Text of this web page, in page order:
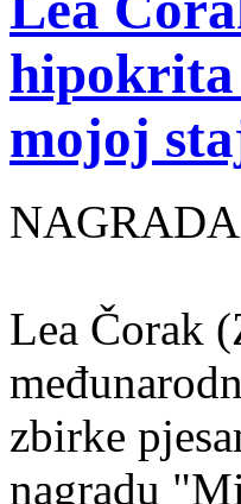
hipokrita
mojoj
Lea Čorak
zbirke
nagradu